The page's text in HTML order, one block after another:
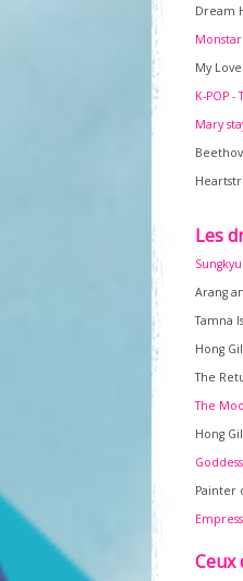
Dream
Monstar
My
K-POP
Mary
Les
Arang
Tamna
Hong
The
The
Hong
Painter
Ceux